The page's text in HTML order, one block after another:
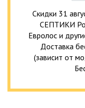
Скидки 31
СЕПТИКИ
Евролос и
Доставка
(зависит от